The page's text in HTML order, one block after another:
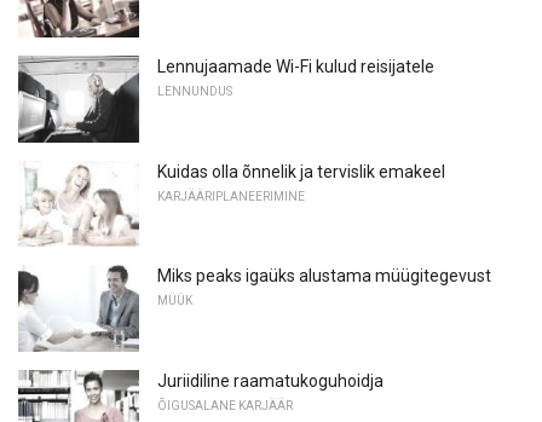
Lennujaamade Wi-Fi kulud reisijatele
LENNUNDUS
Kuidas olla õnnelik ja tervislik emakeel
KARJÄÄRIPLANEERIMINE
Miks peaks igaüks alustama müügitegevust
MÜÜK
Juriidiline raamatukoguhoidja
ÕIGUSALANE KARJÄÄR